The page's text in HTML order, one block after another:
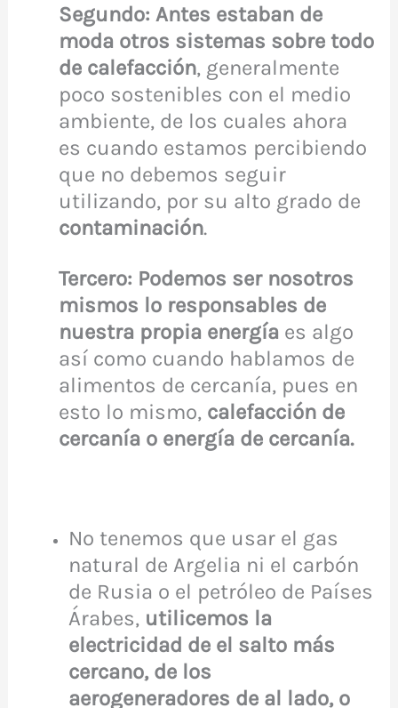
Segundo: Antes estaban de
moda otros sistemas sobre todo
de calefacción, generalmente
poco sostenibles con el medio
ambiente, de los cuales ahora
es cuando estamos percibiendo
que no debemos seguir
utilizando, por su alto grado de
contaminación.
Tercero: Podemos ser nosotros
mismos lo responsables de
nuestra propia energía es algo
así como cuando hablamos de
alimentos de cercanía, pues en
esto lo mismo, calefacción de
cercanía o energía de cercanía.
No tenemos que usar el gas
natural de Argelia ni el carbón
de Rusia o el petróleo de Países
Árabes, utilicemos la
electricidad de el salto más
cercano, de los
aerogeneradores de al lado, o